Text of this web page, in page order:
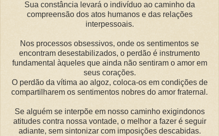
Sua constância levará o indivíduo ao caminho da
compreensão dos atos humanos e das relações
interpessoais.
Nos processos obsessivos, onde os sentimentos se
encontram desestabilizados, o perdão é instrumento
fundamental àqueles que ainda não sentiram o amor em
seus corações.
O perdão da vítima ao algoz, coloca-os em condições de
compartilharem os sentimentos nobres do amor fraternal.
Se alguém se interpõe em nosso caminho exigindonos
atitudes contra nossa vontade, o melhor a fazer é seguir
adiante, sem sintonizar com imposições descabidas.